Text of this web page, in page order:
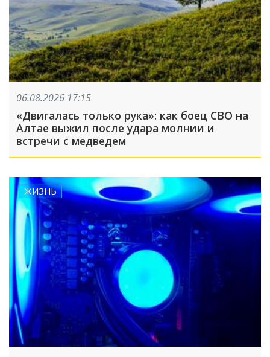
06.08.2026 17:15
«Двигалась только рука»: как боец СВО на
Алтае выжил после удара молнии и
встречи с медведем
ЖИЗНЬ